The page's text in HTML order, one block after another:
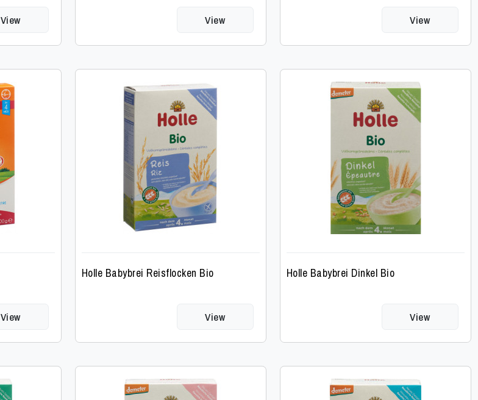
View View View
View
Holle Babybrei Reisflocken Bio
View
Holle Babybrei Dinkel Bio
View